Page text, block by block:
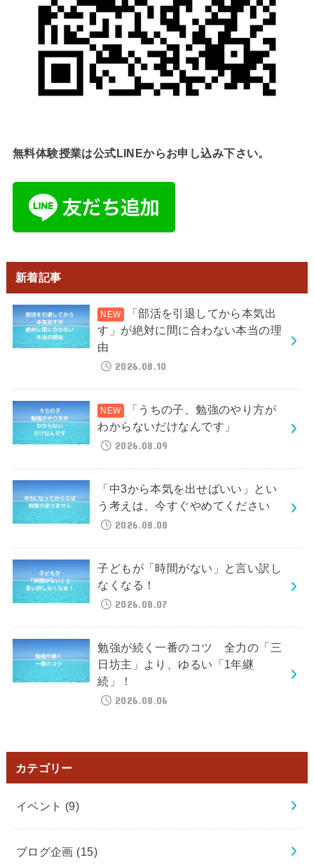
無料体験授業は公式LINEからお申し込み下さい。
新着記事
「部活を引退してから本気出
す」が絶対に間に合わない本当の理
由
2026.08.10
「うちの子、勉強のやり方が
わからないだけなんです」
2026.08.09
「中3から本気を出せばいい」とい
う考えは、今すぐやめてください
2026.08.08
子どもが「時間がない」と言い訳し
なくなる！
2026.08.07
勉強が続く一番のコツ 全力の「三
日坊主」より、ゆるい「1年継
続」！
2026.08.06
カテゴリー
イベント (9)
ブログ企画 (15)